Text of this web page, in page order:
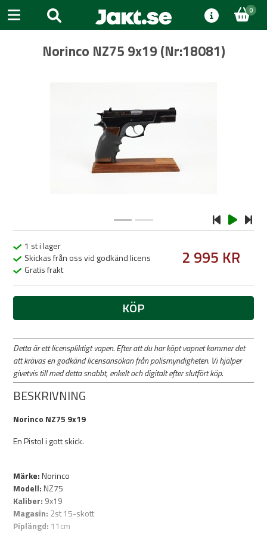
0
Norinco NZ75 9x19 (Nr:18081)
1 st i lager
Skickas från oss vid godkänd licens
Gratis frakt
2 995 KR
KÖP
Detta är ett licenspliktigt vapen. Efter att du har köpt vapnet kommer det
att krävas en godkänd licensansökan från polismyndigheten. Vi hjälper
givetvis till med detta snabbt, enkelt och digitalt efter slutfört köp.
BESKRIVNING
Norinco NZ75 9x19
En Pistol i gott skick.
Märke:Norinco
Modell:NZ75
Kaliber: 9x19
Magasin: 2st 15-skott
Piplängd: 11cm